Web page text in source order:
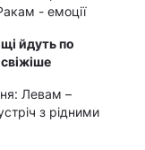
- емоції
йдуть по
Левам –
з рідними